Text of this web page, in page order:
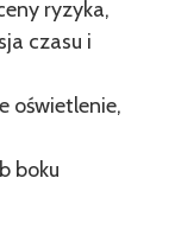
ryzyka,
czasu i
oświetlenie,
boku